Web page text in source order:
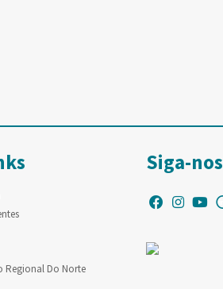
Regional Do Norte
Siga-nos